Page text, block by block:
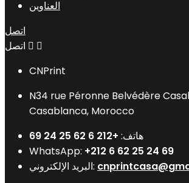
العناوين
اتصل
اتصل  
CNPrint
N34 rue Péronne Belvédère
Casablanca, Morocco
هاتف: +212 6 62 25 24 69
WhatsApp: +212 6 62 25 24 69
البريد الإلكتروني: